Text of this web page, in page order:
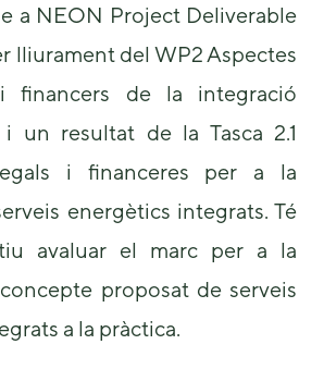
a NEON Project Deliverable
lliurament del WP2 Aspectes
financers de la integració
un resultat de la Tasca 2.1
i financeres per a la
energètics integrats. Té
avaluar el marc per a la
proposat de serveis
a la pràctica.